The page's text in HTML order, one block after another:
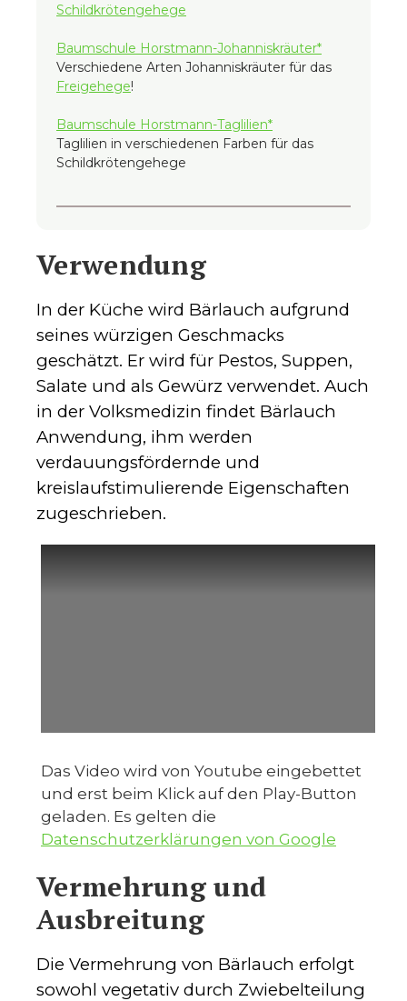
Schildkrötengehege
Baumschule Horstmann-Johanniskräuter*
Verschiedene Arten Johanniskräuter für das
Freigehege!
Baumschule Horstmann-Taglilien*
Taglilien in verschiedenen Farben für das
Schildkrötengehege
Verwendung
In der Küche wird Bärlauch aufgrund
seines würzigen Geschmacks
geschätzt. Er wird für Pestos, Suppen,
Salate und als Gewürz verwendet. Auch
in der Volksmedizin findet Bärlauch
Anwendung, ihm werden
verdauungsfördernde und
kreislaufstimulierende Eigenschaften
zugeschrieben.
Das Video wird von Youtube eingebettet
und erst beim Klick auf den Play-Button
geladen. Es gelten die
Datenschutzerklärungen von Google
Vermehrung und
Ausbreitung
Die Vermehrung von Bärlauch erfolgt
sowohl vegetativ durch Zwiebelteilung